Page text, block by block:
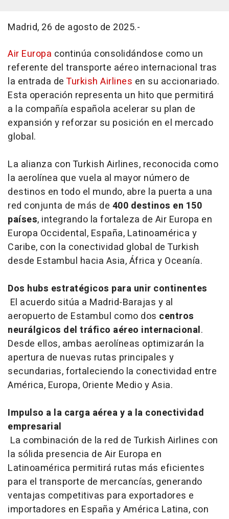
Madrid, 26 de agosto de 2025.-
Air Europa continúa consolidándose como un
referente del transporte aéreo internacional tras
la entrada deTurkish Airlines en su accionariado.
Esta operación representa un hito que permitirá
a la compañía española acelerar su plan de
expansión y reforzar su posición en el mercado
global.
La alianza con Turkish Airlines, reconocida como
la aerolínea que vuela al mayor número de
destinos en todo el mundo, abre la puerta a una
red conjunta de más de 400 destinos en 150
países, integrando la fortaleza de Air Europa en
Europa Occidental, España, Latinoamérica y
Caribe, con la conectividad global de Turkish
desde Estambul hacia Asia, África y Oceanía.
Dos hubs estratégicos para unir continentes
El acuerdo sitúa a Madrid-Barajas y al
aeropuerto de Estambul como dos centros
neurálgicos del tráfico aéreo internacional.
Desde ellos, ambas aerolíneas optimizarán la
apertura de nuevas rutas principales y
secundarias, fortaleciendo la conectividad entre
América, Europa, Oriente Medio y Asia.
Impulso a la carga aérea y a la conectividad
empresarial
La combinación de la red de Turkish Airlines con
la sólida presencia de Air Europa en
Latinoamérica permitirá rutas más eficientes
para el transporte de mercancías, generando
ventajas competitivas para exportadores e
importadores en España y América Latina, con